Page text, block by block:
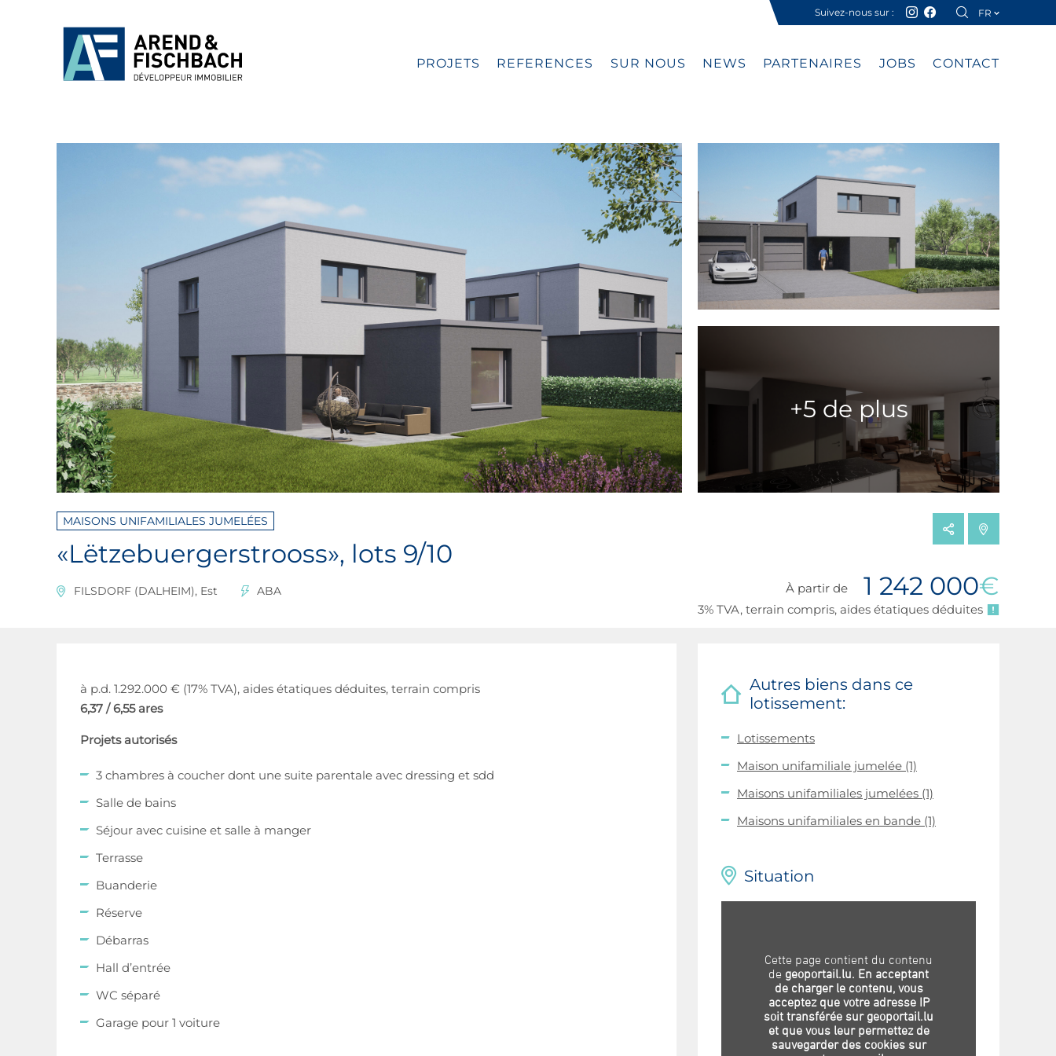
Suivez-nous sur : FR
PROJETS REFERENCES SUR NOUS NEWS PARTENAIRES JOBS CONTACT
+5 de plus
MAISONS UNIFAMILIALES JUMELÉES
«Lëtzebuergerstrooss», lots 9/10
FILSDORF (DALHEIM), Est ABA À partir de 1 242 000€
3% TVA, terrain compris, aides étatiques déduites
à p.d. 1.292.000 € (17% TVA), aides étatiques déduites, terrain compris
6,37 / 6,55 ares
Projets autorisés
3 chambres à coucher dont une suite parentale avec dressing et sdd
Salle de bains
Séjour avec cuisine et salle à manger
Terrasse
Buanderie
Réserve
Débarras
Hall d’entrée
WC séparé
Garage pour 1 voiture
Autres biens dans ce
lotissement:
Lotissements
Maison unifamiliale jumelée (1)
Maisons unifamiliales jumelées (1)
Maisons unifamiliales en bande (1)
Situation